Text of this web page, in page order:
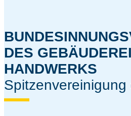
DES
HANDWERKS